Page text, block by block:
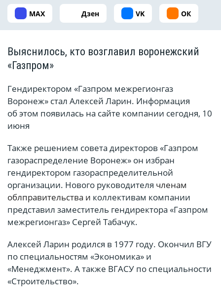
MAX Дзен VK ОК
Выяснилось, кто возглавил воронежский
«Газпром»
Гендиректором «Газпром межрегионгаз
Воронеж» стал Алексей Ларин. Информация
об этом появилась на сайте компании сегодня, 10
июня
Также решением совета директоров «Газпром
газораспределение Воронеж» он избран
гендиректором газораспределительной
организации. Нового руководителя членам
облправительства и коллективам компании
представил заместитель гендиректора «Газпром
межрегионгаз» Сергей Табачук.
Алексей Ларин родился в 1977 году. Окончил ВГУ
по специальностям «Экономика» и
«Менеджмент». А также ВГАСУ по специальности
«Строительство».